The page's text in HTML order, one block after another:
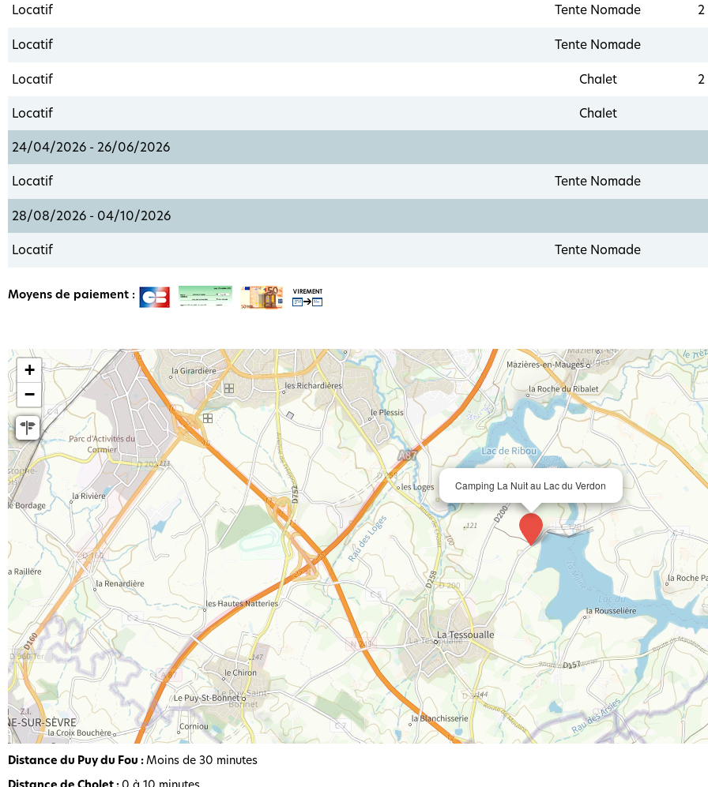
Locatif Tente Nomade
Locatif Tente Nomade
Locatif Chalet
Locatif Chalet
24/04/2026 - 26/06/2026
Locatif Tente Nomade
28/08/2026 - 04/10/2026
Locatif Tente Nomade
Moyens de paiement :
Camping La Nuit au Lac du Verdon
+
−
Distance du Puy du Fou : Moins de 30 minutes